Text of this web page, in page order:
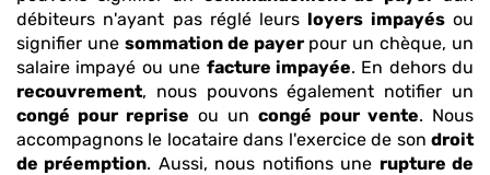
débiteurs n'ayant pas réglé leurs loyers impayésou
signifier une sommation de payerpour un chèque, un
salaire impayé ou une facture impayée. En dehors du
recouvrement, nous pouvons également notifier un
congé pour reprise ou un congé pour vente. Nous
accompagnons le locataire dans l'exercice de son droit
de préemption. Aussi, nous notifions une rupture de